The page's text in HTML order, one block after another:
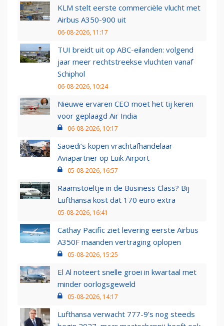
KLM stelt eerste commerciële vlucht met
Airbus A350-900 uit
06-08-2026, 11:17
TUI breidt uit op ABC-eilanden: volgend
jaar meer rechtstreekse vluchten vanaf
Schiphol
06-08-2026, 10:24
Nieuwe ervaren CEO moet het tij keren
voor geplaagd Air India
06-08-2026, 10:17
Saoedi’s kopen vrachtafhandelaar
Aviapartner op Luik Airport
05-08-2026, 16:57
Raamstoeltje in de Business Class? Bij
Lufthansa kost dat 170 euro extra
05-08-2026, 16:41
Cathay Pacific ziet levering eerste Airbus
A350F maanden vertraging oplopen
05-08-2026, 15:25
El Al noteert snelle groei in kwartaal met
minder oorlogsgeweld
05-08-2026, 14:17
Lufthansa verwacht 777-9’s nog steeds